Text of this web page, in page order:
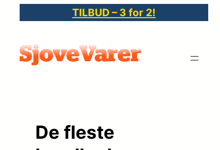
indhold
TILBUD – 3 for 2!
De fleste